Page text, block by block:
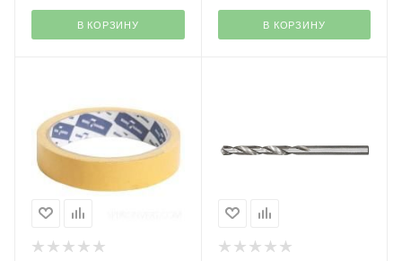
В КОРЗИНУ В КОРЗИНУ